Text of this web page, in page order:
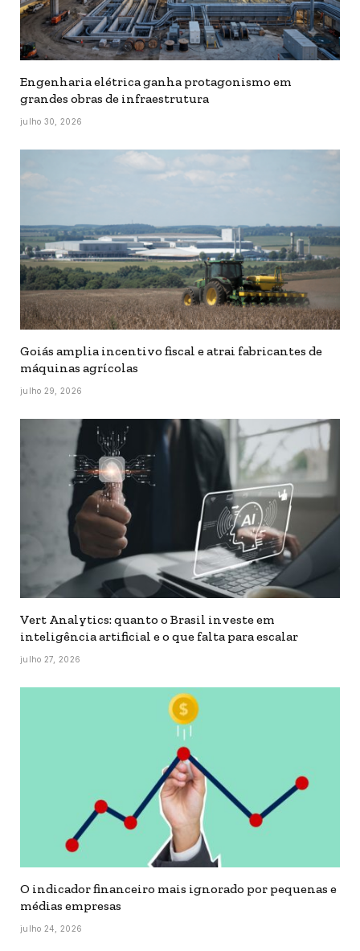
Engenharia elétrica ganha protagonismo em
grandes obras de infraestrutura
julho 30, 2026
Goiás amplia incentivo fiscal e atrai fabricantes de
máquinas agrícolas
julho 29, 2026
Vert Analytics: quanto o Brasil investe em
inteligência artificial e o que falta para escalar
julho 27, 2026
O indicador financeiro mais ignorado por pequenas e
médias empresas
julho 24, 2026